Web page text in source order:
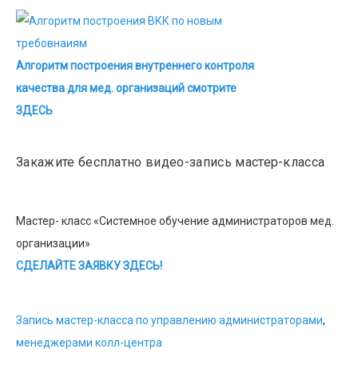
Алгоритм построения внутреннего контроля
качества для мед. организаций смотрите
ЗДЕСЬ
Закажите бесплатно видео-запись мастер-класса
Мастер- класс «Системное обучение администраторов мед.
организации»
СДЕЛАЙТЕ ЗАЯВКУ ЗДЕСЬ!
Запись мастер-класса по управлению администраторами,
менеджерами колл-центра